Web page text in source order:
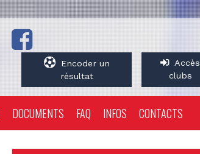
Encoder un
résultat
Accès
clubs
DOCUMENTS FAQ INFOS CONTACTS